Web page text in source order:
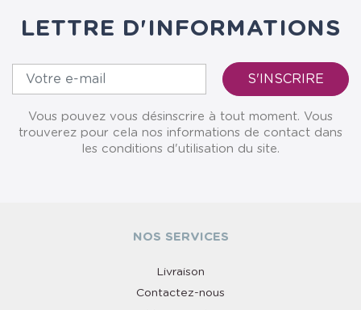
LETTRE D'INFORMATIONS
Vous pouvez vous désinscrire à tout moment. Vous
trouverez pour cela nos informations de contact dans
les conditions d'utilisation du site.
NOS SERVICES
Livraison
Contactez-nous